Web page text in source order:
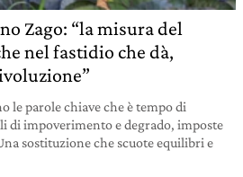
Zago: “la misura del
nel fastidio che dà,
le parole chiave che è tempo di
di impoverimento e degrado, imposte
sostituzione che scuote equilibri e